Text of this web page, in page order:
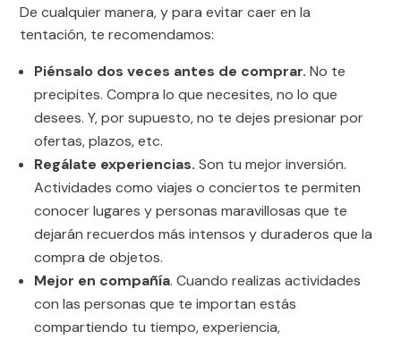
De cualquier manera, y para evitar caer en la
tentación, te recomendamos:
Piénsalo dos veces antes de comprar.No te
precipites. Compra lo que necesites, no lo que
desees. Y, por supuesto, no te dejes presionar por
ofertas, plazos, etc.
Regálate experiencias.Son tu mejor inversión.
Actividades como viajes o conciertos te permiten
conocer lugares y personas maravillosas que te
dejarán recuerdos más intensos y duraderos que la
compra de objetos.
Mejor en compañía. Cuando realizas actividades
con las personas que te importan estás
compartiendo tu tiempo, experiencia,